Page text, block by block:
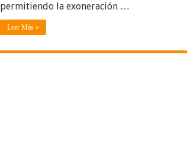
permitiendo la exoneración …
Leer Más »